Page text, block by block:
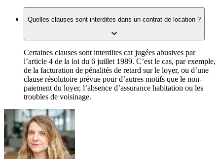
Quelles clauses sont interdites dans un contrat de location ?
Certaines clauses sont interdites car jugées abusives par
l’article 4 de la loi du 6 juillet 1989. C’est le cas, par exemple,
de la facturation de pénalités de retard sur le loyer, ou d’une
clause résolutoire prévue pour d’autres motifs que le non-
paiement du loyer, l’absence d’assurance habitation ou les
troubles de voisinage.